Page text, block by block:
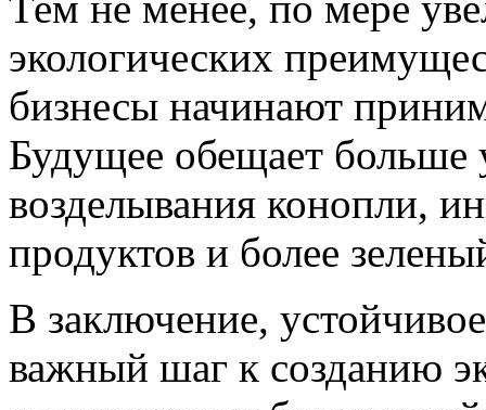
экологических
бизнесы начинают
Будущее обещает больше
возделывания конопли,
продуктов и более
В заключение,
важный шаг к созданию